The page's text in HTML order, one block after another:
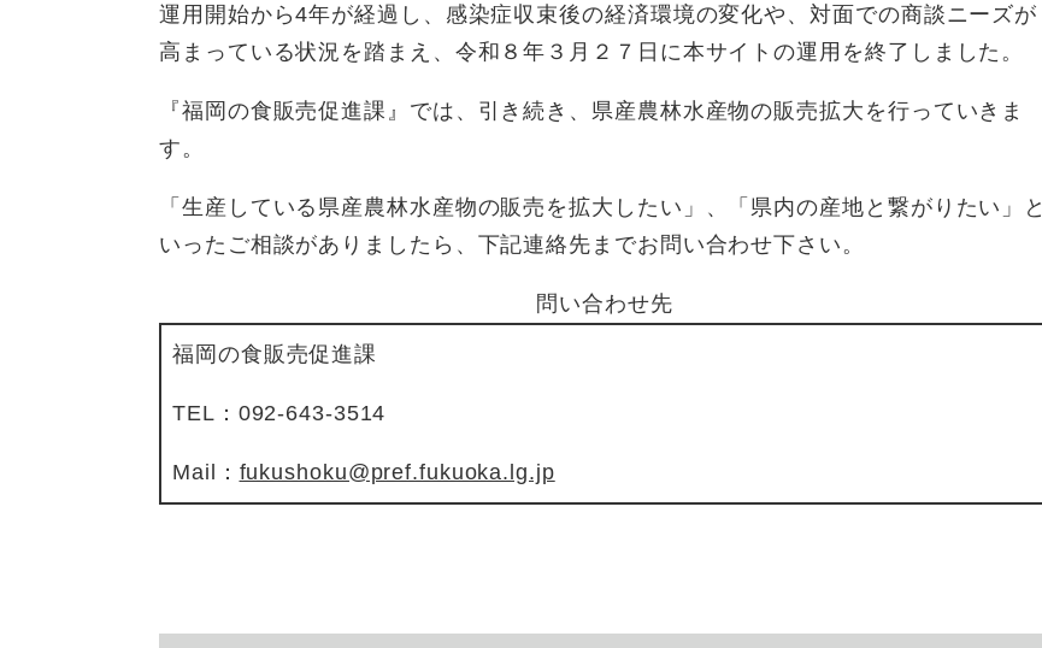
運用開始から4年が経過し、感染症収束後の経済環境の変化や、対面での商談ニーズが
高まっている状況を踏まえ、令和８年３月２７日に本サイトの運用を終了しました。
『福岡の食販売促進課』では、引き続き、県産農林水産物の販売拡大を行っていきま
す。
「生産している県産農林水産物の販売を拡大したい」、「県内の産地と繋がりたい」と
いったご相談がありましたら、下記連絡先までお問い合わせ下さい。
問い合わせ先
福岡の食販売促進課
TEL：092-643-3514
Mail： fukushoku@pref.fukuoka.lg.jp